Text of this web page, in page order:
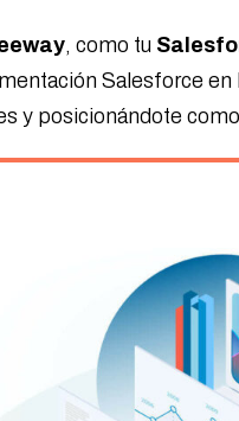
, como tu
Salesforce en
y posicionándote